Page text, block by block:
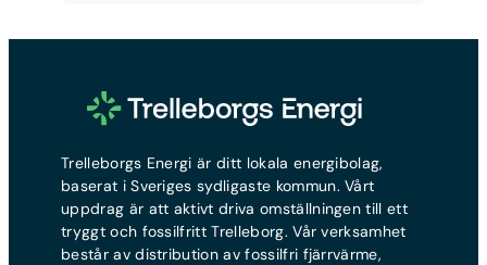
Trelleborgs Energi är ditt lokala energibolag,
baserat i Sveriges sydligaste kommun. Vårt
uppdrag är att aktivt driva omställningen till ett
tryggt och fossilfritt Trelleborg. Vår verksamhet
består av distribution av fossilfri fjärrvärme,